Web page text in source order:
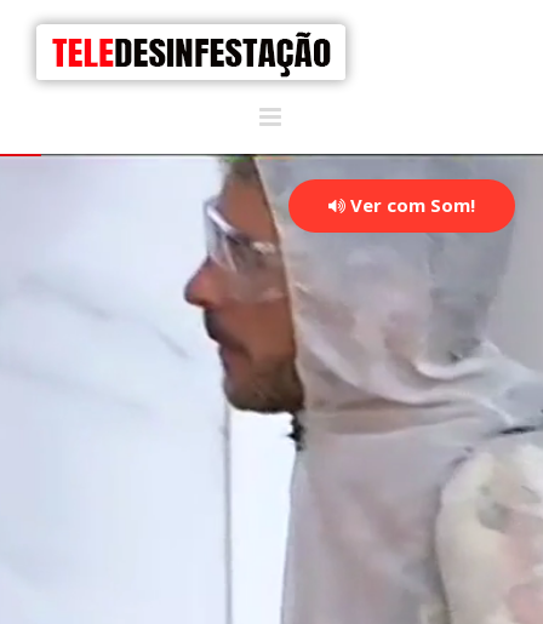
Ver com Som!